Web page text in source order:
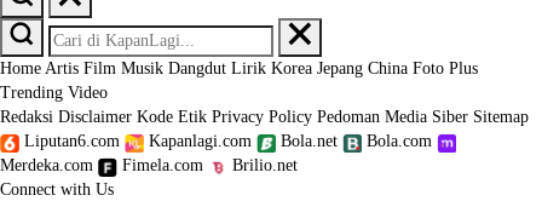
Home Artis Film Musik Dangdut Lirik Korea Jepang China Foto Plus
Trending Video
Redaksi Disclaimer Kode Etik Privacy Policy Pedoman Media Siber Sitemap
Liputan6.com
Kapanlagi.com Bola.net
Bola.com
Merdeka.com
Fimela.com
Brilio.net
Connect with Us